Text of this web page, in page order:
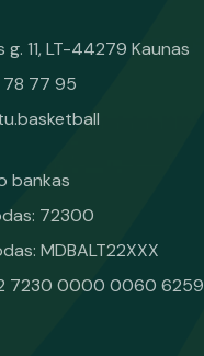
g. 11, LT-44279 Kaunas
77 95
bankas
72300
MDBALT22XXX
7230 0000 0060 6259